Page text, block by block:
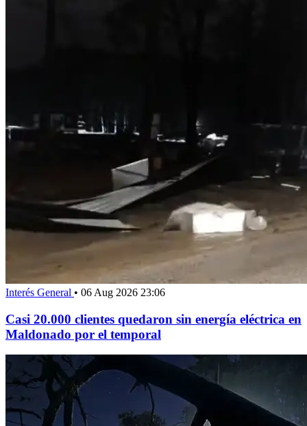
Interés General • 06 Aug 2026 23:06
Casi 20.000 clientes quedaron sin energía eléctrica en
Maldonado por el temporal